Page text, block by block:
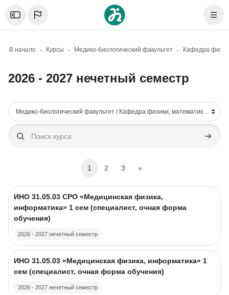
Перейти к основному содержанию
Откройте боковую панель
В начало Курсы Медико-биологический факультет
2026 - 2027 нечетный семестр
Блоки
Категории курсов
Поиск курса Поиск
1(current)
2 3 »
Следующая страница
Изображение курса
Название курса
ИНО 31.05.03 CPO «Медицинская физика,
информатика» 1 сем (специалист, очная форма
обучения)
2026 - 2027 нечетный семестр
Изображение курса
Название курса
ИНО 31.05.03 «Медицинская физика, информатика» 1
сем (специалист, очная форма обучения)
2026 - 2027 нечетный семестр